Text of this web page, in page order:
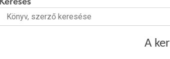
Keresés
A